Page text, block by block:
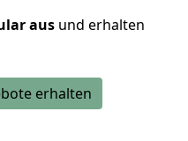
aus und erhalten
erhalten